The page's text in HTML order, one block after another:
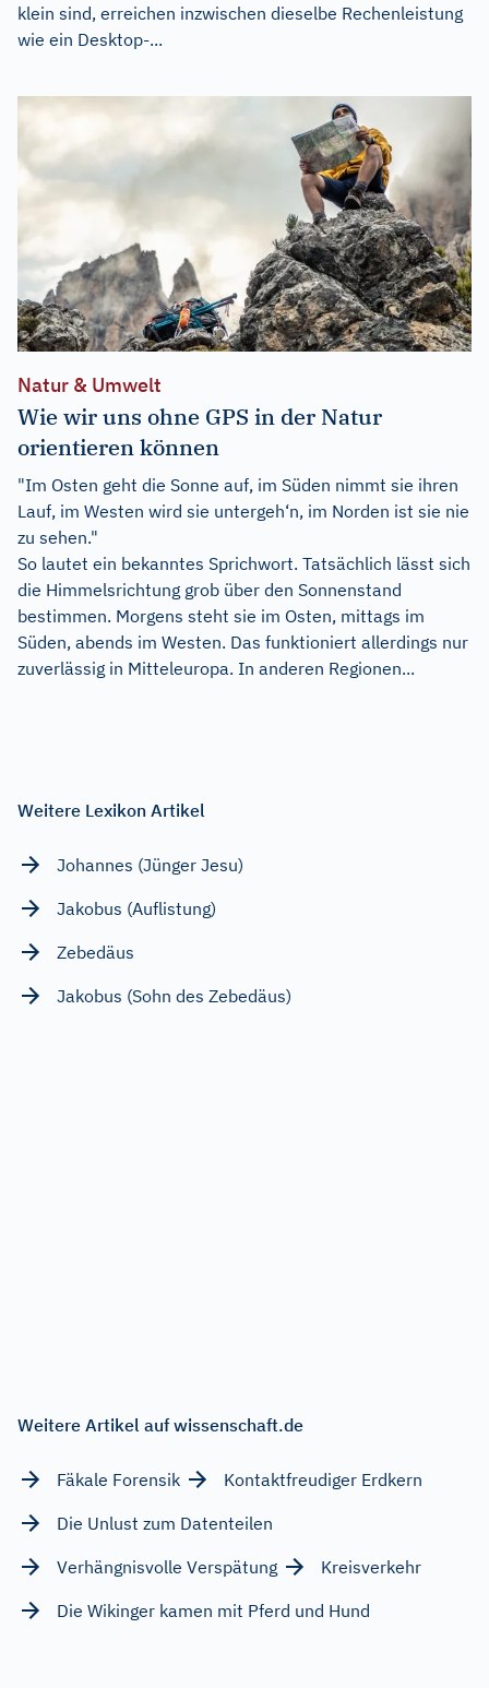
klein sind, erreichen inzwischen dieselbe Rechenleistung
wie ein Desktop-...
Natur & Umwelt
Wie wir uns ohne GPS in der Natur
orientieren können
"Im Osten geht die Sonne auf, im Süden nimmt sie ihren
Lauf, im Westen wird sie untergeh‘n, im Norden ist sie nie
zu sehen."
So lautet ein bekanntes Sprichwort. Tatsächlich lässt sich
die Himmelsrichtung grob über den Sonnenstand
bestimmen. Morgens steht sie im Osten, mittags im
Süden, abends im Westen. Das funktioniert allerdings nur
zuverlässig in Mitteleuropa. In anderen Regionen...
Weitere Lexikon Artikel
Johannes (Jünger Jesu)
Jakobus (Auflistung)
Zebedäus
Jakobus (Sohn des Zebedäus)
Weitere Artikel auf wissenschaft.de
Fäkale Forensik
Kontaktfreudiger Erdkern
Die Unlust zum Datenteilen
Verhängnisvolle Verspätung
Kreisverkehr
Die Wikinger kamen mit Pferd und Hund